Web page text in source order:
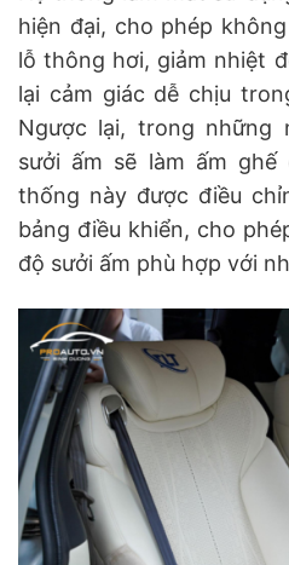
hiện đại, cho phép
lỗ thông hơi, giảm nhiệt
lại cảm giác dễ chịu
Ngược lại, trong những
sưởi ấm sẽ làm ấm
thống này được điều
bảng điều khiển, cho
độ sưởi ấm phù hợp với